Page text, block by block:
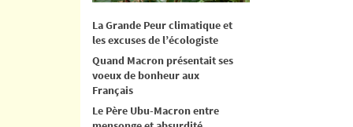
La Grande Peur climatique et
les excuses de l’écologiste
Quand Macron présentait ses
voeux de bonheur aux
Français
Le Père Ubu-Macron entre